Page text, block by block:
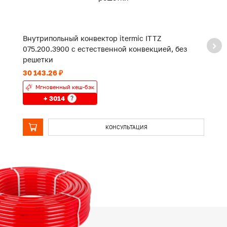
Внутрипольный конвектор itermic ITTZ
075.200.3900 с естественной конвекцией, без
решетки
30 143.26 ₽
Мгновенный кеш-бэк
+ 3014 ?
КОНСУЛЬТАЦИЯ